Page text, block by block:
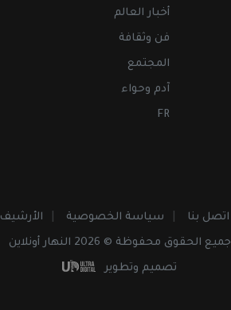
أخبار العالم
فن وثقافة
المجتمع
آدم وحواء
FR
اتصل بنا سياسة الخصوصية الأرشيف
جميع الحقوق محفوظة © 2026 النهار أونلاين
تصميم وتطوير